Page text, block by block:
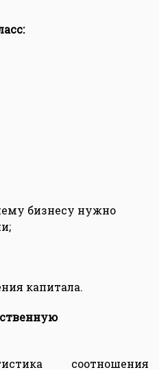
бизнесу нужно
капитала.
соотношения